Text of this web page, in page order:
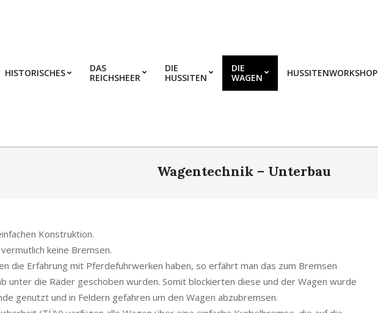
HISTORISCHES
DAS
REICHSHEER
DIE
HUSSITEN
DIE
WAGEN
HUSSITENWORKSHOP
Wagentechnik – Unterbau
Konstruktion.
keine Bremsen.
die Erfahrung mit Pferdefuhrwerken haben, so erfährt man das zum Bremsen
unter die Räder geschoben wurden. Somit blockierten diese und der Wagen wurde
genutzt und in Feldern gefahren um den Wagen abzubremsen.